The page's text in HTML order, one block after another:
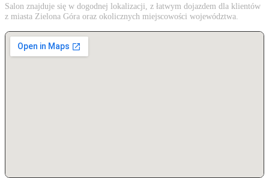
Salon znajduje się w dogodnej lokalizacji, z łatwym dojazdem dla klientów
z miasta Zielona Góra oraz okolicznych miejscowości województwa.